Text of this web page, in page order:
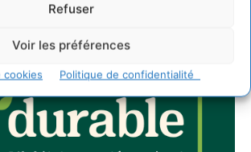
Refuser
Voir les préférences
cookies Politique de confidentialité